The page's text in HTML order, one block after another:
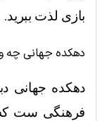
بازی لذت ببرید.
دهکده جهانی چه
دهکده جهانی
فرهنگی ست که